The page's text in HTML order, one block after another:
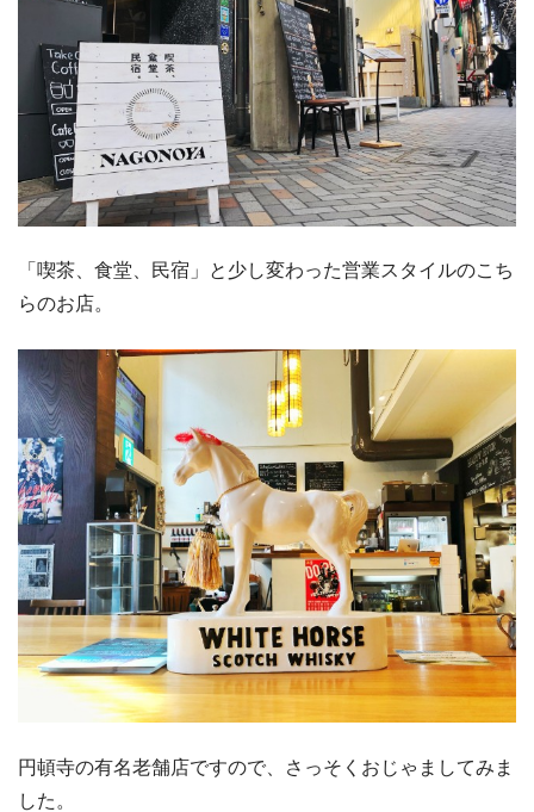
「喫茶、食堂、民宿」と少し変わった営業スタイルのこち
らのお店。
円頓寺の有名老舗店ですので、さっそくおじゃましてみま
した。